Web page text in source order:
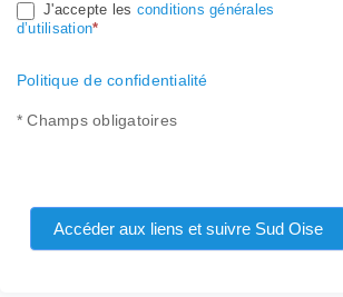
J'accepte les conditions générales
d’utilisation*
Politique de confidentialité
* Champs obligatoires
Accéder aux liens et suivre Sud Oise